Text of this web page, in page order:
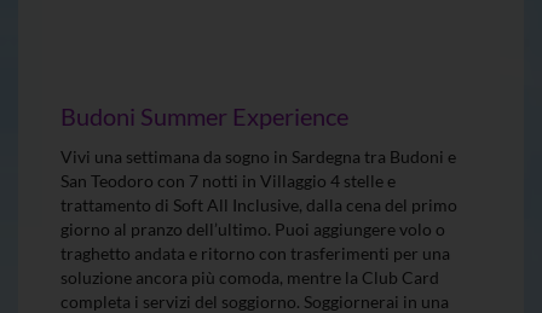
Budoni Summer Experience
Vivi una settimana da sogno in Sardegna tra Budoni e
San Teodoro con 7 notti in Villaggio 4 stelle e
trattamento di Soft All Inclusive, dalla cena del primo
giorno al pranzo dell’ultimo. Puoi aggiungere volo o
traghetto andata e ritorno con trasferimenti per una
soluzione ancora più comoda, mentre la Club Card
completa i servizi del soggiorno. Soggiornerai in una